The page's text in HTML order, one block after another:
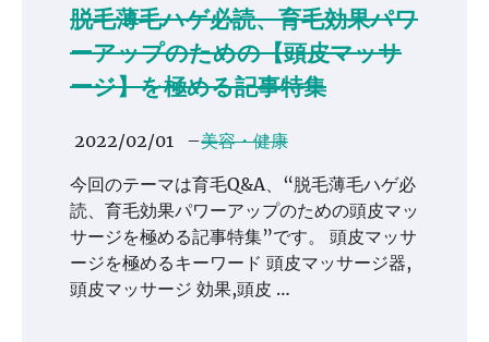
脱毛薄毛ハゲ必読、育毛効果パワ
ーアップのための【頭皮マッサ
ージ】を極める記事特集
2022/02/01 –美容・健康
今回のテーマは育毛Q&A、“脱毛薄毛ハゲ必
読、育毛効果パワーアップのための頭皮マッ
サージを極める記事特集”です。 頭皮マッサ
ージを極めるキーワード 頭皮マッサージ器,
頭皮マッサージ 効果,頭皮 …